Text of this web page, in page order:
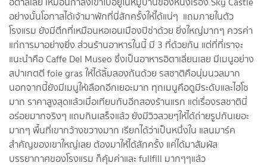
อย่างนั้นโอกาสได้เจ้ามาพักที่นี่สักครั้งให้ได้แน่ๆ แถมภายในตัว
โรงแรม ยังมีตึกที่เหมือนหอเอนเมืองปิซ่าด้วย ยิ่งใหญ่มากๆ ควรค่า
แก่การมาอย่างยิ่ง ส่วนร้านอาหารในนี้ มี 3 ที่ด้วยกัน แต่ที่ที่เราจะ
แนะนำคือ Caffe Del Museo ซึ่งเป็นอาหารอิตาเลี่ยนเลย มีเมนูอย่าง
สปาเกตตี foie gras ให้ได้ลิ้มลองกันด้วย รสชาติคือนุ่มนวลมาก
นอกจากนี้ยังมีเมนูให้เลือกอีกเยอะมาก ทุกเมนูคือดูมีระดับและไฮโซ
มาก ราคาสูงสุดแล้วเมื่อเทียบกับอีกสองร้านแรก แต่เรื่องรสชาตินี่
อร่อยมากจริงๆ แถมกินเสร็จแล้ว ยังมีวิวสวยๆให้ได้ถ่ายรูปกันเยอะ
มากๆ พื้นที่เขากว้างขวางมาก เรียกได้ว่าเป็นหนึ่งใน แลนมาร์ค
สำคัญของเขาใหญ่เลย ต้องมาให้ได้สักครั้ง แค่ได้มาสัมผัส
บรรยากาศของโรงแรม ก็คุ้มค่าและ fullfill มากๆๆแล้ว